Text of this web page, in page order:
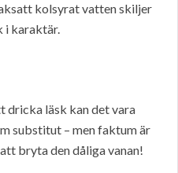
kolsyrat vatten skiljer
i karaktär.
dricka läsk kan det vara
substitut – men faktum är
bryta den dåliga vanan!